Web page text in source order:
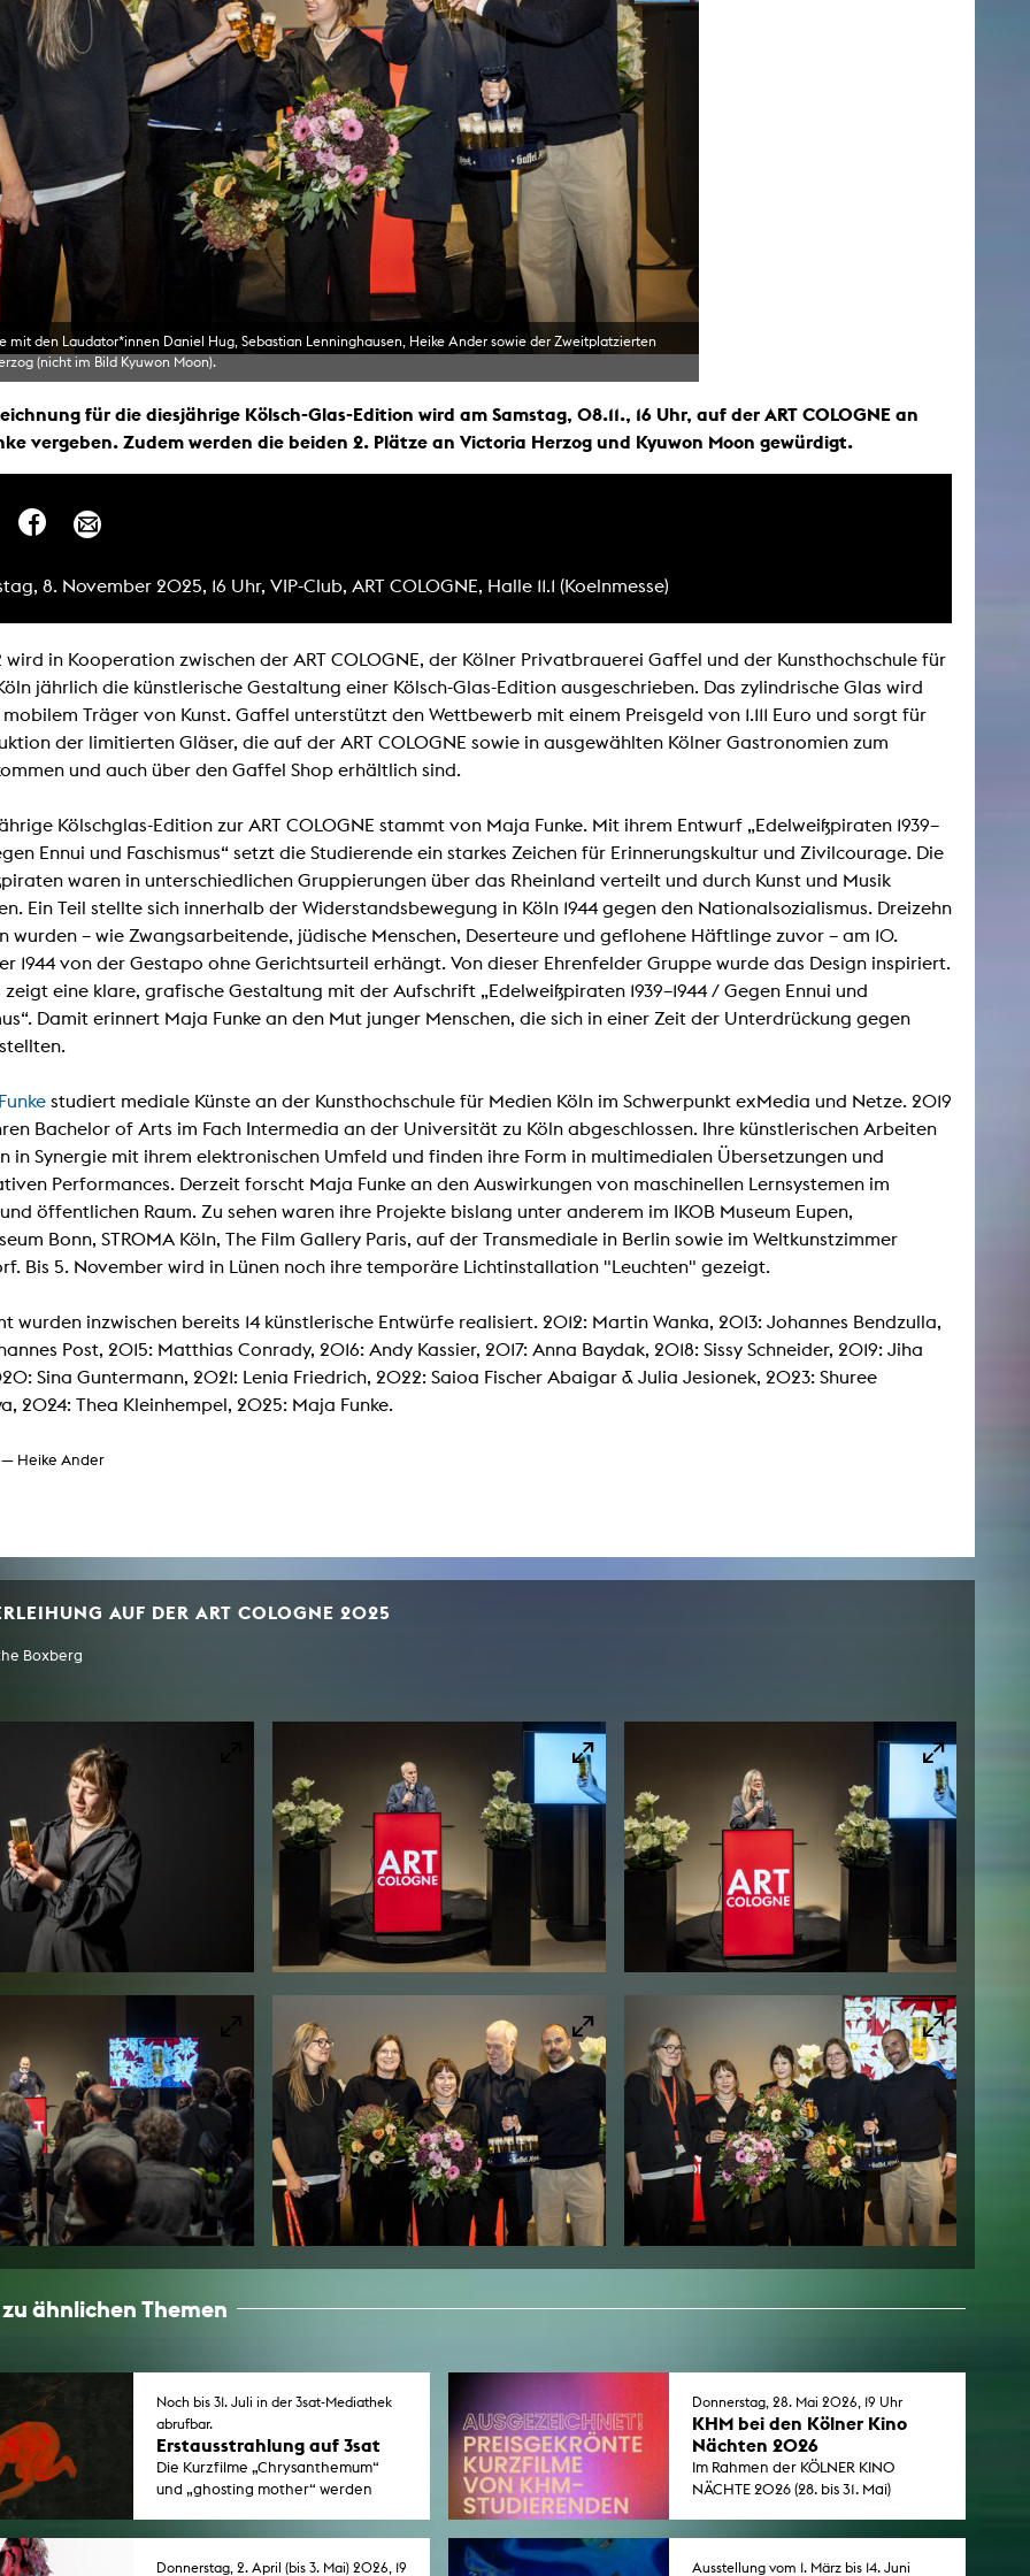
mit den Laudator*innen Daniel Hug, Sebastian Lenninghausen, Heike Ander sowie der Zweitplatzierten
(nicht im Bild Kyuwon Moon).
für die diesjährige Kölsch-Glas-Edition wird am Samstag, 08.11., 16 Uhr, auf der ART COLOGNE an
vergeben. Zudem werden die beiden 2. Plätze an Victoria Herzog und Kyuwon Moon gewürdigt.
8. November 2025, 16 Uhr, VIP-Club, ART COLOGNE, Halle 11.1 (Koelnmesse)
wird in Kooperation zwischen der ART COLOGNE, der Kölner Privatbrauerei Gaffel und der Kunsthochschule für
jährlich die künstlerische Gestaltung einer Kölsch-Glas-Edition ausgeschrieben. Das zylindrische Glas wird
Träger von Kunst. Gaffel unterstützt den Wettbewerb mit einem Preisgeld von 1.111 Euro und sorgt für
der limitierten Gläser, die auf der ART COLOGNE sowie in ausgewählten Kölner Gastronomien zum
und auch über den Gaffel Shop erhältlich sind.
Kölschglas-Edition zur ART COLOGNE stammt von Maja Funke. Mit ihrem Entwurf „Edelweißpiraten 1939–
Ennui und Faschismus“ setzt die Studierende ein starkes Zeichen für Erinnerungskultur und Zivilcourage. Die
waren in unterschiedlichen Gruppierungen über das Rheinland verteilt und durch Kunst und Musik
Ein Teil stellte sich innerhalb der Widerstandsbewegung in Köln 1944 gegen den Nationalsozialismus. Dreizehn
wurden – wie Zwangsarbeitende, jüdische Menschen, Deserteure und geflohene Häftlinge zuvor – am 10.
1944 von der Gestapo ohne Gerichtsurteil erhängt. Von dieser Ehrenfelder Gruppe wurde das Design inspiriert.
zeigt eine klare, grafische Gestaltung mit der Aufschrift „Edelweißpiraten 1939–1944 / Gegen Ennui und
Damit erinnert Maja Funke an den Mut junger Menschen, die sich in einer Zeit der Unterdrückung gegen
studiert mediale Künste an der Kunsthochschule für Medien Köln im Schwerpunkt exMedia und Netze. 2019
Bachelor of Arts im Fach Intermedia an der Universität zu Köln abgeschlossen. Ihre künstlerischen Arbeiten
in Synergie mit ihrem elektronischen Umfeld und finden ihre Form in multimedialen Übersetzungen und
Performances. Derzeit forscht Maja Funke an den Auswirkungen von maschinellen Lernsystemen im
öffentlichen Raum. Zu sehen waren ihre Projekte bislang unter anderem im IKOB Museum Eupen,
Bonn, STROMA Köln, The Film Gallery Paris, auf der Transmediale in Berlin sowie im Weltkunstzimmer
Bis 5. November wird in Lünen noch ihre temporäre Lichtinstallation "Leuchten" gezeigt.
wurden inzwischen bereits 14 künstlerische Entwürfe realisiert. 2012: Martin Wanka, 2013: Johannes Bendzulla,
Post, 2015: Matthias Conrady, 2016: Andy Kassier, 2017: Anna Baydak, 2018: Sissy Schneider, 2019: Jiha
Sina Guntermann, 2021: Lenia Friedrich, 2022: Saioa Fischer Abaigar & Julia Jesionek, 2023: Shuree
2024: Thea Kleinhempel, 2025: Maja Funke.
Heike Ander
AUF DER ART COLOGNE 2025
Boxberg
ähnlichen Themen
Noch bis 31. Juli in der 3sat-Mediathek
abrufbar.
Erstausstrahlung auf 3sat
Die Kurzfilme „Chrysanthemum“
und „ghosting mother“ werden
Donnerstag, 28. Mai 2026, 19 Uhr
KHM bei den Kölner Kino
Nächten 2026
Im Rahmen der KÖLNER KINO
NÄCHTE 2026 (28. bis 31. Mai)
Donnerstag, 2. April (bis 3. Mai) 2026, 19
Ausstellung vom 1. März bis 14. Juni
Malerei / Skulptur
Multispecies Storytelling
Netze
Videokunst / Performance
Kunst / Globaler Süden
und Medienwissenschaften
mit erweitertem Materialbegriff
Studies in Künsten und Wissenschaft
Transversale Ästhetik
Labore / Studios
Case – Projektraum Fotgrafie
Computer Seminarraum
Filmstudios
Fotolabor
Grading
Elektroniklabor
Multispecies Studio
Kameratechnik
Schnittplätze
Werkstatt
Zentrale Ausleihe
BIBLIOTHEK
Filme
Bücher
Semesterapparate
KHM Verlag
edition KHM
KHM Journal
LECTURE Reihe
Lab Jahrbuch
off topic
Empfehlungen
Neuerwerbungen
Publikationen Lehrende
Open Access
ÜBER UNS
Organisation
Das KHM Logo
Studium mit Kind
Antidiskriminierung
Ombudsstellen
AStA und StuPa
Freunde der KHM e.V.
Partner
Auszeichnungen
Festivalteilnahmen
Presse Downloads
Lehrende woanders